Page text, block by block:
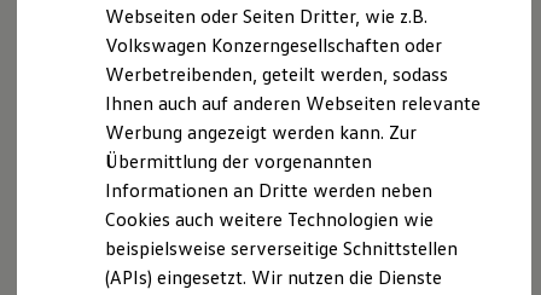
Volkswagen Kollektion
R-Kollektion
GTI Kollektion
Fußball Drop
we drive football
#wedriveproud
Besitzer und Service
myVolkswagen
Software Updates
Service und Ersatzteile
Inspektion und HU/AU
Reparaturen und Checks
Motorenöl und Flüssigkeiten
sich nicht auf ein einzelnes Fahrzeug und sind nicht Bestandteil
des Angebots, sondern dienen allein Vergleichszwecken
zwischen den verschiedenen Fahrzeugtypen.
Zubehör
(Anbauteile, Reifenformat
usw.) können relevante Fahrzeugparameter, wiez. B.Gewicht,
Rollwiderstand und Aerodynamik verändern und neben
Witterungs- und Verkehrsbedingungen sowie dem
individuellen Fahrverhalten den Kraftstoffverbrauch, den
Stromverbrauch, die CO₂-Emissionen und die
Fahrleistungswerte eines Fahrzeugs beeinflussen.
Webseiten oder Seiten Dritter, wie z.B.
Volkswagen Konzerngesellschaften oder
Werbetreibenden, geteilt werden, sodass
Ihnen auch auf anderen Webseiten relevante
Werbung angezeigt werden kann. Zur
Übermittlung der vorgenannten
Informationen an Dritte werden neben
Cookies auch weitere Technologien wie
beispielsweise serverseitige Schnittstellen
(APIs) eingesetzt. Wir nutzen die Dienste